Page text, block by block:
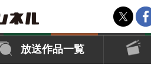
放送作品一覧